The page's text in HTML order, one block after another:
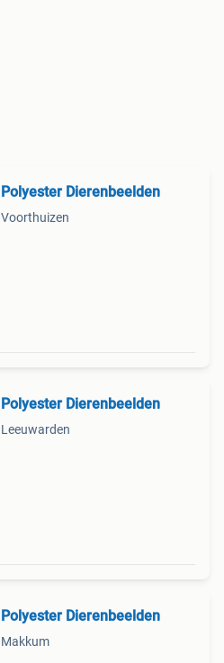
Polyester Dierenbeelden
Voorthuizen
Polyester Dierenbeelden
Leeuwarden
Polyester Dierenbeelden
Makkum